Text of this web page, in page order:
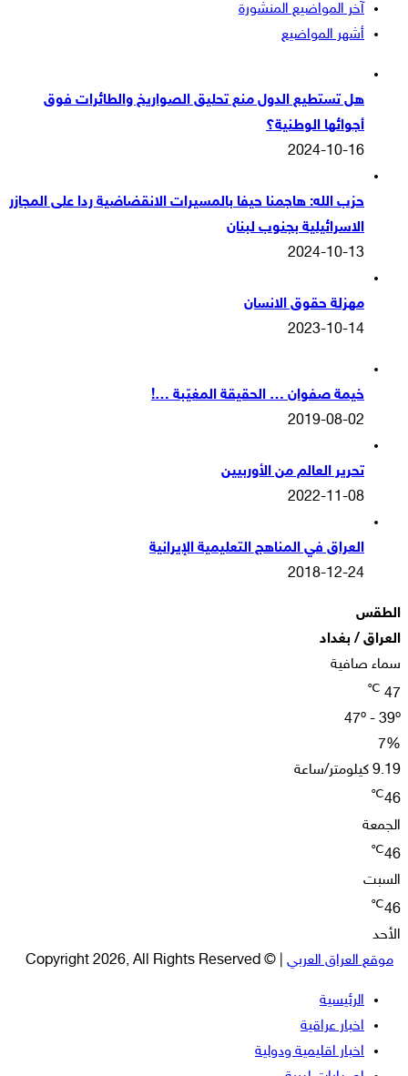
آخر المواضيع المنشورة
أشهر المواضيع
هل تستطيع الدول منع تحليق الصواريخ والطائرات فوق
أجوائها الوطنية؟
2024-10-16
حزب الله: هاجمنا حيفا بالمسيرات الانقضاضية ردا على المجازر
الاسرائيلية بجنوب لبنان
2024-10-13
مهزلة حقوق الانسان
2023-10-14
خيمة صفوان … الحقيقة المغيّبة …!
2019-08-02
تحرير العالم من الأوربيين
2022-11-08
العراق في المناهج التعليمية الإيرانية
2018-12-24
الطقس
العراق / بغداد
سماء صافية
47
℃
47º - 39º
7%
9.19 كيلومتر/ساعة
46
℃
الجمعة
46
℃
السبت
46
℃
الأحد
موقع العراق العربي | © Copyright 2026, All Rights Reserved
الرئيسية
اخبار عراقية
اخبار اقليمية ودولية